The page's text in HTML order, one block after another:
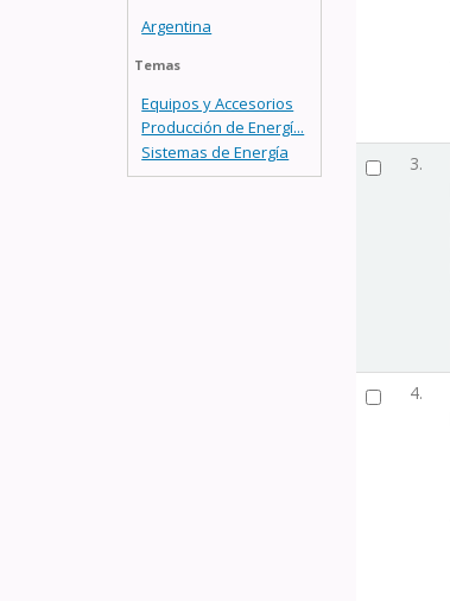
Argentina
Temas
Equipos y Accesorios
Producción de Energí...
Sistemas de Energía
3.
4.